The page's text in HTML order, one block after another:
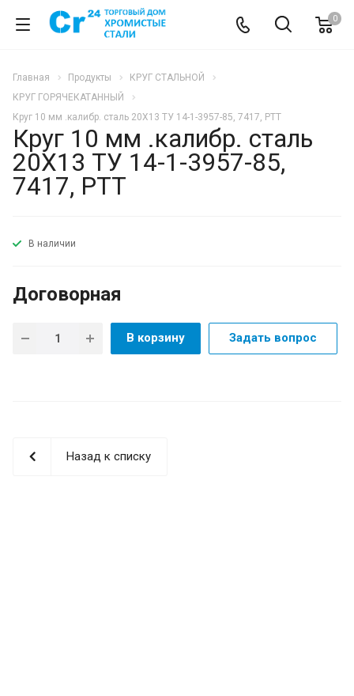
0
Главная Продукты
КРУГ СТАЛЬНОЙ
КРУГ ГОРЯЧЕКАТАННЫЙ
Круг 10 мм .калибр. сталь 20Х13 ТУ 14-1-3957-85, 7417, РТТ
Круг 10 мм .калибр. сталь
20Х13 ТУ 14-1-3957-85,
7417, РТТ
В наличии
Договорная
В корзину Задать вопрос
Назад к списку